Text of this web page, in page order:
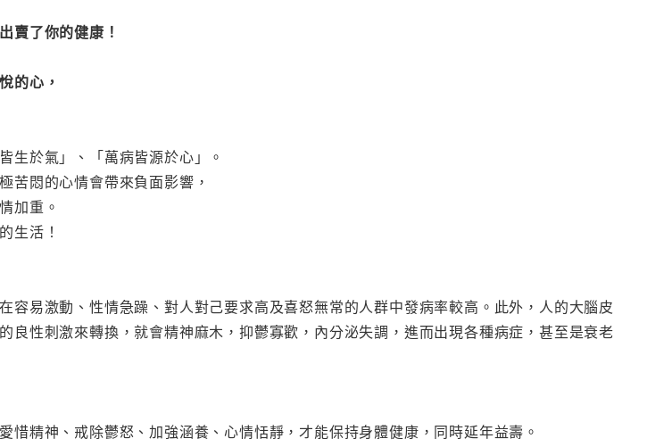
賣了你的健康！
的心，
生於氣」、「萬病皆源於心」。
苦悶的心情會帶來負面影響，
加重。
生活！
容易激動、性情急躁、對人對己要求高及喜怒無常的人群中發病率較高。此外，人的大腦皮
良性刺激來轉換，就會精神麻木，抑鬱寡歡，內分泌失調，進而出現各種病症，甚至是衰老
惜精神、戒除鬱怒、加強涵養、心情恬靜，才能保持身體健康，同時延年益壽。